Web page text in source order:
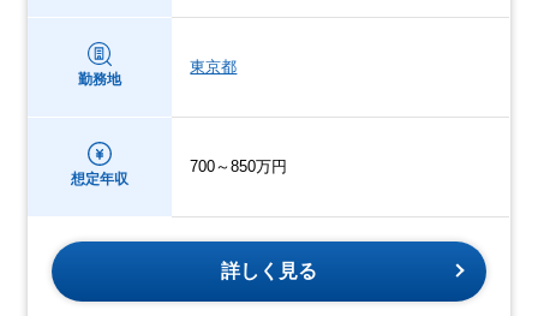
勤務地
東京都
想定年収
700～850万円
詳しく見る